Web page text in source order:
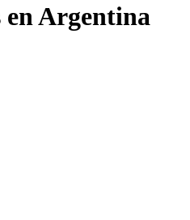
en Argentina